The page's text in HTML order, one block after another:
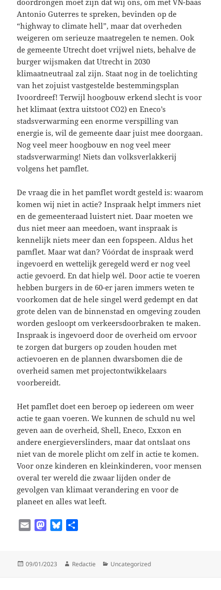
Antonio Guterres te spreken, bevinden op de
“highway to climate hell”, maar dat overheden
weigeren om serieuze maatregelen te nemen. Ook
de gemeente Utrecht doet vrijwel niets, behalve de
burger wijsmaken dat Utrecht in 2030
klimaatneutraal zal zijn. Staat nog in de toelichting
van het zojuist vastgestelde bestemmingsplan
Ivoordreef! Terwijl hoogbouw erkend slecht is voor
het klimaat (extra uitstoot CO2) en Eneco’s
stadsverwarming een enorme verspilling van
energie is, wil de gemeente daar juist mee doorgaan.
Nog veel meer hoogbouw en nog veel meer
stadsverwarming! Niets dan volksverlakkerij
volgens het pamflet.
De vraag die in het pamflet wordt gesteld is: waarom
komen wij niet in actie? Inspraak helpt immers niet
en de gemeenteraad luistert niet. Daar moeten we
dus niet meer aan meedoen, want inspraak is
kennelijk niets meer dan een fopspeen. Aldus het
pamflet. Maar wat dan? Vóórdat de inspraak werd
ingevoerd en wettelijk geregeld werd er nog veel
actie gevoerd. En dat hielp wél. Door actie te voeren
hebben burgers in de 60-er jaren immers weten te
voorkomen dat de hele singel werd gedempt en dat
grote delen van de binnenstad en omgeving zouden
worden gesloopt om verkeersdoorbraken te maken.
Inspraak is ingevoerd door de overheid om ervoor
te zorgen dat burgers op zouden houden met
actievoeren en de plannen dwarsbomen die de
overheid samen met projectontwikkelaars
voorbereidt.
Het pamflet doet een beroep op iedereen om weer
actie te gaan voeren. We kunnen de schuld nu wel
geven aan de overheid, Shell, Eneco, Exxon en
andere energieverslinders, maar dat ontslaat ons
niet van de morele plicht om zelf in actie te komen.
Voor onze kinderen en kleinkinderen, voor mensen
overal ter wereld die zwaar lijden onder de
gevolgen van klimaat verandering en voor de
planeet en alles wat leeft.
i
M
t
e
e
Geplaatst
09/01/2023 Auteur
Redactie Categorieën
Uncategorized